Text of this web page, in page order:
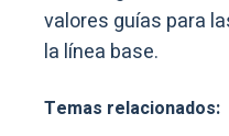
valores guías para
la línea base.
Temas relacionados: